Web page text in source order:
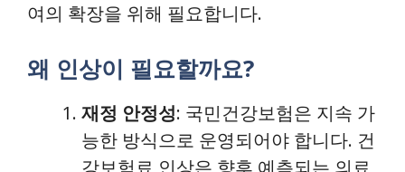
여의 확장을 위해 필요합니다.
왜 인상이 필요할까요?
재정 안정성: 국민건강보험은 지속 가
능한 방식으로 운영되어야 합니다. 건
강보험료 인상은 향후 예측되는 의료